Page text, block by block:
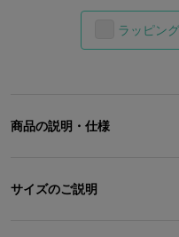
ラッピン
商品の説明・仕様
尾道仁涯町のゆるキャラ「小
サイズのご説明